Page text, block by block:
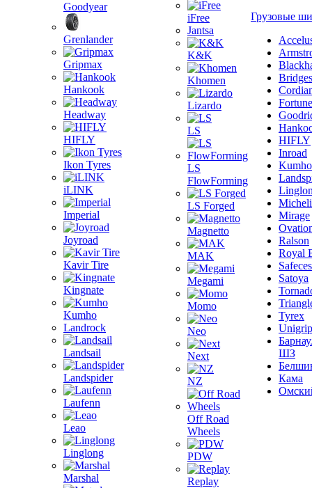
Goodyear
Grenlander
Gripmax
Hankook
Headway
HIFLY
Ikon Tyres
iLINK
Imperial
Joyroad
Kavir Tire
Kingnate
Kumho
Landrock
Landsail
Landspider
Laufenn
Leao
Linglong
Marshal
iFree
Jantsa
K&K
Khomen
Lizardo
LS
LS
FlowForming
LS Forged
Magnetto
MAK
Megami
Momo
Neo
Next
NZ
Off Road
Wheels
PDW
Replay
Грузовые
Fortune
HIFLY
Inroad
Kumho
Mirage
Ralson
Royal
Satoya
Tyrex
Unigrip
ШЗ
Кама